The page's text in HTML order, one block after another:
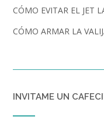
CÓMO EVITAR EL JET
CÓMO ARMAR LA
INVITAME UN